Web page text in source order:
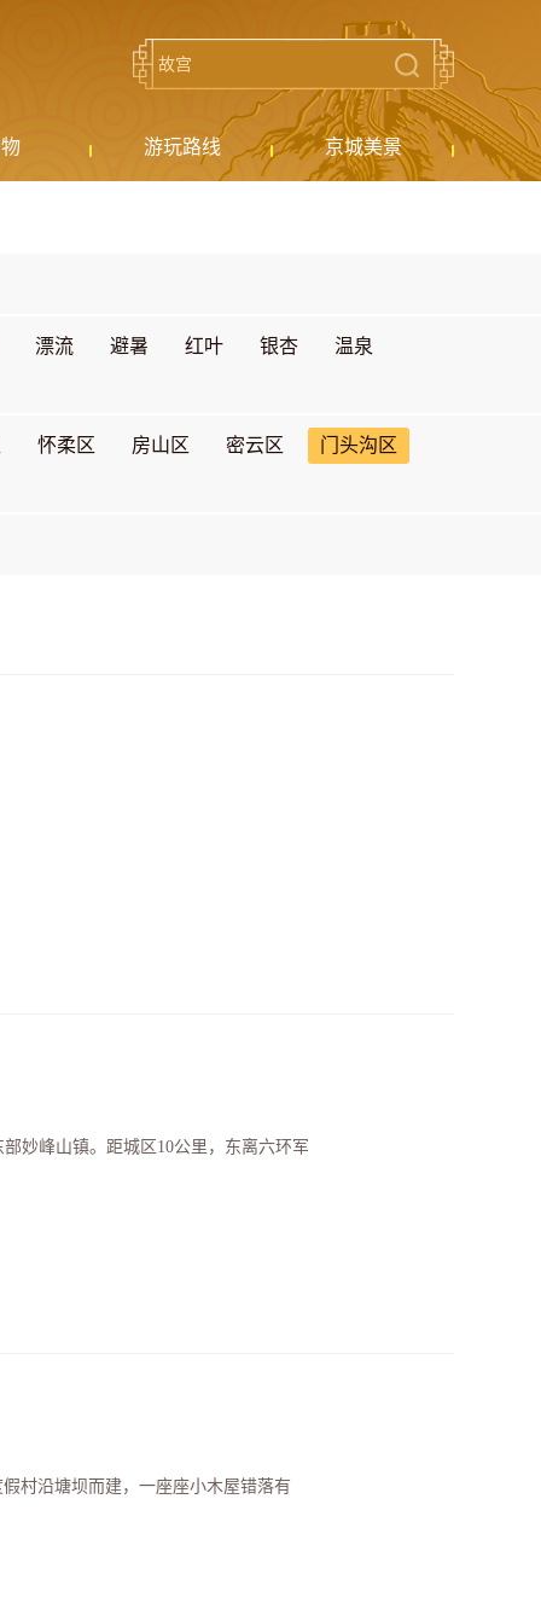
游玩路线 京城美景
漂流 避暑 红叶 银杏
温泉
怀柔区 房山区 密云区
门头沟区
妙峰山镇。距城区10公里，东离六环军
村沿塘坝而建，一座座小木屋错落有